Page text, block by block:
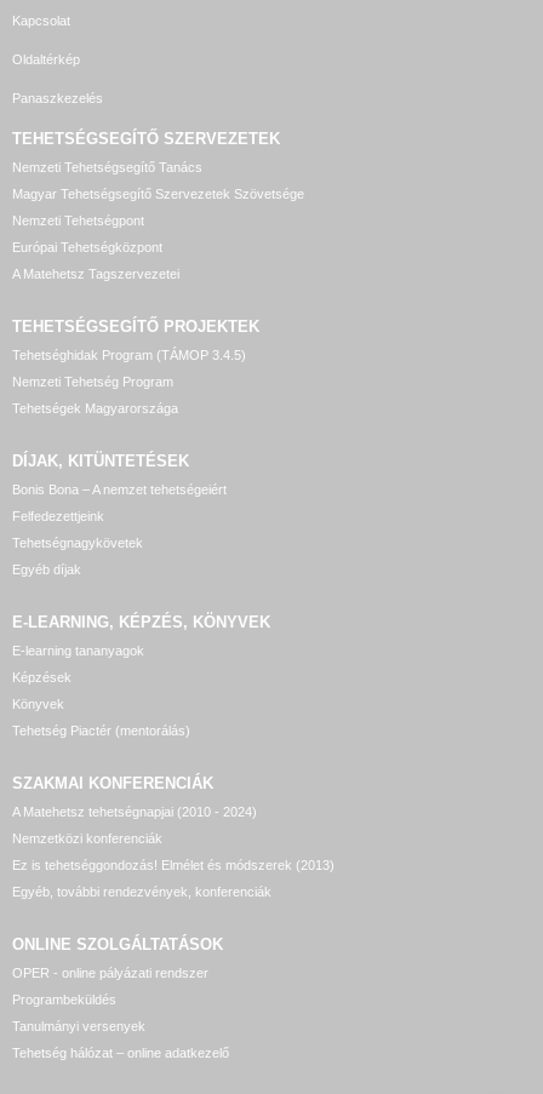
Kapcsolat
Oldaltérkép
Panaszkezelés
TEHETSÉGSEGÍTŐ SZERVEZETEK
Nemzeti Tehetségsegítő Tanács
Magyar Tehetségsegítő Szervezetek Szövetsége
Nemzeti Tehetségpont
Európai Tehetségközpont
A Matehetsz Tagszervezetei
TEHETSÉGSEGÍTŐ PROJEKTEK
Tehetséghidak Program (TÁMOP 3.4.5)
Nemzeti Tehetség Program
Tehetségek Magyarországa
DÍJAK, KITÜNTETÉSEK
Bonis Bona – A nemzet tehetségeiért
Felfedezettjeink
Tehetségnagykövetek
Egyéb díjak
E-LEARNING, KÉPZÉS, KÖNYVEK
E-learning tananyagok
Képzések
Könyvek
Tehetség Piactér (mentorálás)
SZAKMAI KONFERENCIÁK
A Matehetsz tehetségnapjai (2010 - 2024)
Nemzetközi konferenciák
Ez is tehetséggondozás! Elmélet és módszerek (2013)
Egyéb, további rendezvények, konferenciák
ONLINE SZOLGÁLTATÁSOK
OPER - online pályázati rendszer
Programbeküldés
Tanulmányi versenyek
Tehetség hálózat – online adatkezelő